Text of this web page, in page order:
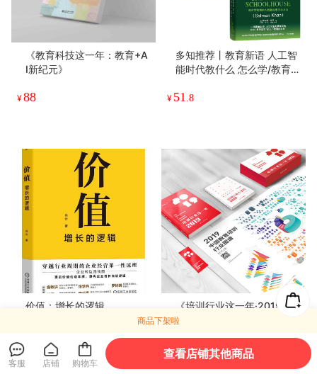
《教育科技这一年：教育+A
I新纪元》
¥88
多知推荐丨教育新语 人工智
能时代教什么 怎么学/教育
¥ 51 .8
价值：增长的逻辑 《培训行业这一年·2019》
商品下架啦
客服 店铺 购物车
查看店铺其他商品